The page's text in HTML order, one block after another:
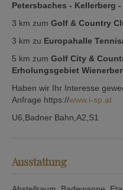
Petersbaches - Kellerberg
3 km zum Golf & Country
3 km zu Europahalle
5 km zum Golf City &
Erholungsgebiet
Haben wir Ihr Interesse
Anfrage https://www.i-sp.at
U6,Badner Bahn,A2,S1
Ausstattung